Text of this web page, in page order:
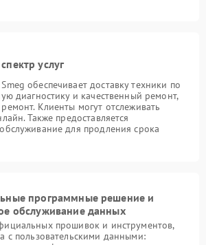
услуг
обеспечивает доставку техники по
диагностику и качественный ремонт,
Клиенты могут отслеживать
Также предоставляется
для продления срока
программные решение и
обслуживание данных
прошивок и инструментов,
с пользовательскими данными: